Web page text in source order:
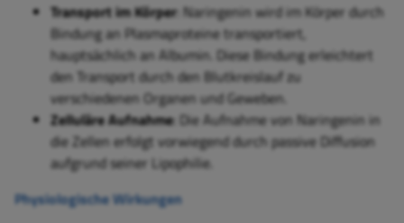
Transport im Körper: Naringenin wird im Körper durch
Bindung an Plasmaproteine transportiert,
hauptsächlich an Albumin. Diese Bindung erleichtert
den Transport durch den Blutkreislauf zu
verschiedenen Organen und Geweben.
Zelluläre Aufnahme: Die Aufnahme von Naringenin in
die Zellen erfolgt vorwiegend durch passive Diffusion
aufgrund seiner Lipophilie.
Physiologische Wirkungen